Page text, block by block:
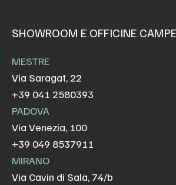
SHOWROOM E OFFICINE
MESTRE
Via Saragat, 22
+39 041 2580393
PADOVA
Via Venezia, 100
+39 049 8537911
MIRANO
Via Cavin di Sala, 74/b